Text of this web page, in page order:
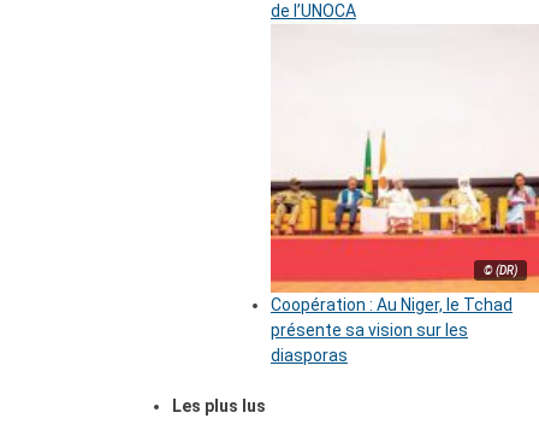
de l’UNOCA
© (DR)
Coopération : Au Niger, le Tchad
présente sa vision sur les
diasporas
Les plus lus